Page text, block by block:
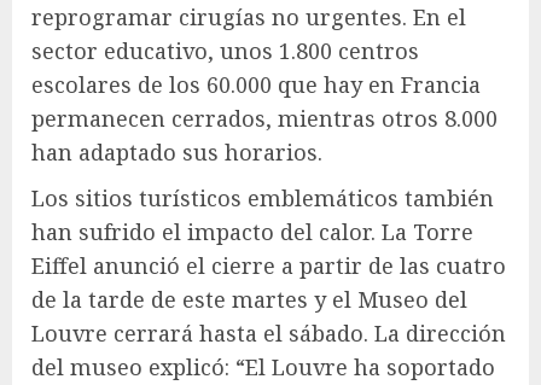
reprogramar cirugías no urgentes. En el
sector educativo, unos 1.800 centros
escolares de los 60.000 que hay en Francia
permanecen cerrados, mientras otros 8.000
han adaptado sus horarios.
Los sitios turísticos emblemáticos también
han sufrido el impacto del calor. La Torre
Eiffel anunció el cierre a partir de las cuatro
de la tarde de este martes y el Museo del
Louvre cerrará hasta el sábado. La dirección
del museo explicó: “El Louvre ha soportado